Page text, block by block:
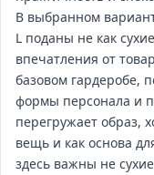
В выбранном
L поданы не как
впечатления от
базовом гардеробе,
формы персонала и
перегружает образ,
вещь и как основа
здесь важны не